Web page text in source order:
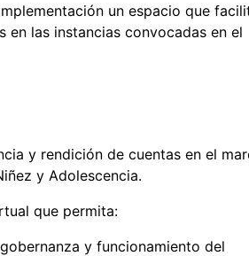
un espacio que
en las instancias convocadas en el
y rendición de cuentas en el
y Adolescencia.
que permita:
y funcionamiento del